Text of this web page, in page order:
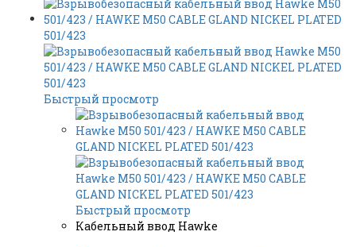
Быстрый просмотр
Быстрый просмотр
Кабельный ввод Hawke